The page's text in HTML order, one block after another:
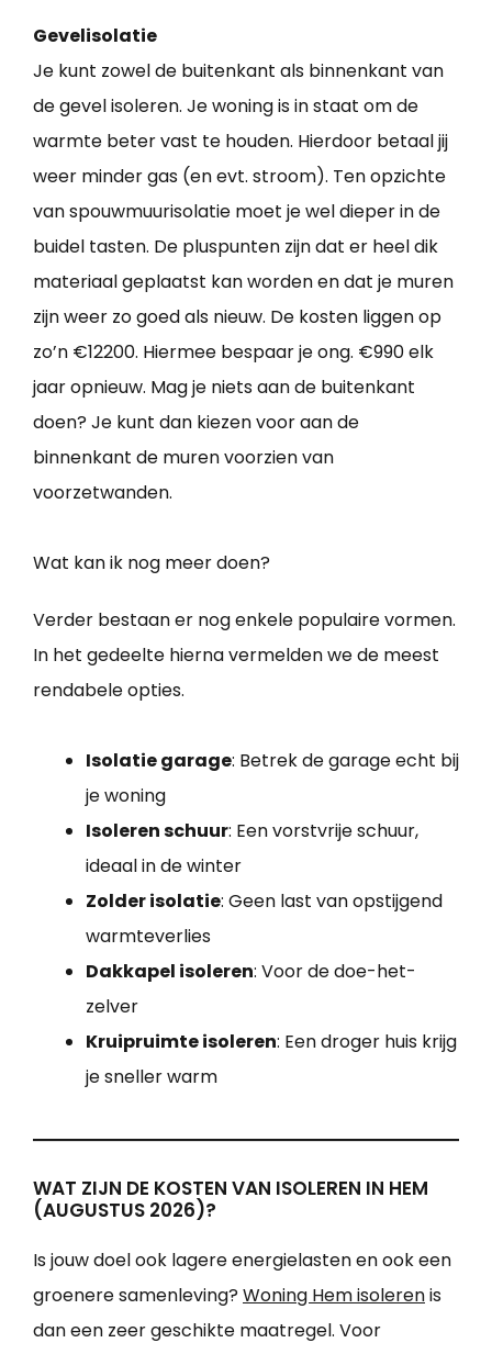
Gevelisolatie
Je kunt zowel de buitenkant als binnenkant van
de gevel isoleren. Je woning is in staat om de
warmte beter vast te houden. Hierdoor betaal jij
weer minder gas (en evt. stroom). Ten opzichte
van spouwmuurisolatie moet je wel dieper in de
buidel tasten. De pluspunten zijn dat er heel dik
materiaal geplaatst kan worden en dat je muren
zijn weer zo goed als nieuw. De kosten liggen op
zo’n €12200. Hiermee bespaar je ong. €990 elk
jaar opnieuw. Mag je niets aan de buitenkant
doen? Je kunt dan kiezen voor aan de
binnenkant de muren voorzien van
voorzetwanden.
Wat kan ik nog meer doen?
Verder bestaan er nog enkele populaire vormen.
In het gedeelte hierna vermelden we de meest
rendabele opties.
Isolatie garage: Betrek de garage echt bij
je woning
Isoleren schuur: Een vorstvrije schuur,
ideaal in de winter
Zolder isolatie: Geen last van opstijgend
warmteverlies
Dakkapel isoleren: Voor de doe-het-
zelver
Kruipruimte isoleren: Een droger huis krijg
je sneller warm
WAT ZIJN DE KOSTEN VAN ISOLEREN IN HEM
(AUGUSTUS 2026)?
Is jouw doel ook lagere energielasten en ook een
groenere samenleving? Woning Hem isolerenis
dan een zeer geschikte maatregel. Voor